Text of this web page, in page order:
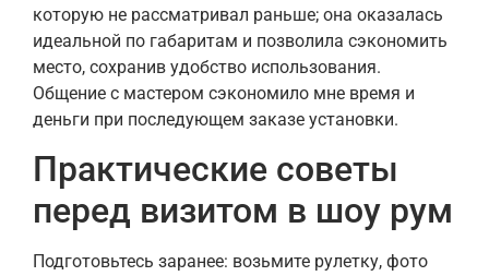
которую не рассматривал раньше; она оказалась
идеальной по габаритам и позволила сэкономить
место, сохранив удобство использования.
Общение с мастером сэкономило мне время и
деньги при последующем заказе установки.
Практические советы
перед визитом в шоу рум
Подготовьтесь заранее: возьмите рулетку, фото